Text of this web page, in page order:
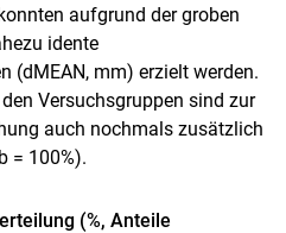
aufgrund der groben
idente
(dMEAN, mm) erzielt werden.
Versuchsgruppen sind zur
auch nochmals zusätzlich
= 100%).
(%, Anteile